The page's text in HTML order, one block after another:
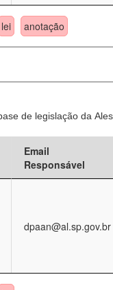
lei anotação
de legislação da
Email
Responsável
dpaan@al.sp.gov.br